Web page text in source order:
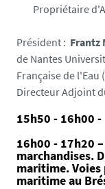
Propriétaire
Président : Frantz
de Nantes
Française de l'Eau
Directeur Adjoint
15h50 - 16h00 -
16h00 - 17h20
marchandises.
maritime. Voies
maritime au